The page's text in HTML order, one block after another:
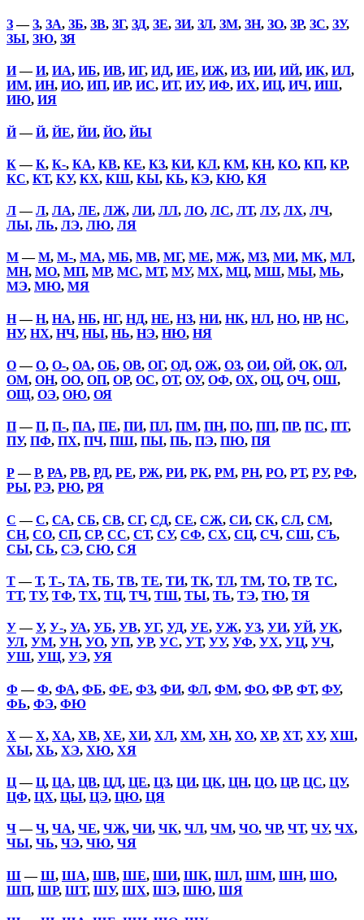
З—З, ЗА, ЗБ, ЗВ, ЗГ, ЗД, ЗЕ, ЗИ, ЗЛ, ЗМ, ЗН, ЗО, ЗР, ЗС, ЗУ,
ЗЫ, ЗЮ, ЗЯ
И—И, ИА, ИБ, ИВ, ИГ, ИД, ИЕ, ИЖ, ИЗ, ИИ, ИЙ, ИК, ИЛ,
ИМ, ИН, ИО, ИП, ИР, ИС, ИТ, ИУ, ИФ, ИХ, ИЦ, ИЧ, ИШ,
ИЮ, ИЯ
Й—Й, ЙЕ, ЙИ, ЙО, ЙЫ
К—К, К-, КА, КВ, КЕ, КЗ, КИ, КЛ, КМ, КН, КО, КП, КР,
КС, КТ, КУ, КХ, КШ, КЫ, КЬ, КЭ, КЮ, КЯ
Л—Л, ЛА, ЛЕ, ЛЖ, ЛИ, ЛЛ, ЛО, ЛС, ЛТ, ЛУ, ЛХ, ЛЧ,
ЛЫ, ЛЬ, ЛЭ, ЛЮ, ЛЯ
М—М, М-, МА, МБ, МВ, МГ, МЕ, МЖ, МЗ, МИ, МК, МЛ,
МН, МО, МП, МР, МС, МТ, МУ, МХ, МЦ, МШ, МЫ, МЬ,
МЭ, МЮ, МЯ
Н—Н, НА, НБ, НГ, НД, НЕ, НЗ, НИ, НК, НЛ, НО, НР, НС,
НУ, НХ, НЧ, НЫ, НЬ, НЭ, НЮ, НЯ
О—О, О-, ОА, ОБ, ОВ, ОГ, ОД, ОЖ, ОЗ, ОИ, ОЙ, ОК, ОЛ,
ОМ, ОН, ОО, ОП, ОР, ОС, ОТ, ОУ, ОФ, ОХ, ОЦ, ОЧ, ОШ,
ОЩ, ОЭ, ОЮ, ОЯ
П—П, П-, ПА, ПЕ, ПИ, ПЛ, ПМ, ПН, ПО, ПП, ПР, ПС, ПТ,
ПУ, ПФ, ПХ, ПЧ, ПШ, ПЫ, ПЬ, ПЭ, ПЮ, ПЯ
Р—Р, РА, РВ, РД, РЕ, РЖ, РИ, РК, РМ, РН, РО, РТ, РУ, РФ,
РЫ, РЭ, РЮ, РЯ
С —С, СА, СБ, СВ, СГ, СД, СЕ, СЖ, СИ, СК, СЛ, СМ,
СН, СО, СП, СР, СС, СТ, СУ, СФ, СХ, СЦ, СЧ, СШ, СЪ,
СЫ, СЬ, СЭ, СЮ, СЯ
Т—Т, Т-, ТА, ТБ, ТВ, ТЕ, ТИ, ТК, ТЛ, ТМ, ТО, ТР, ТС,
ТТ, ТУ, ТФ, ТХ, ТЦ, ТЧ, ТШ, ТЫ, ТЬ, ТЭ, ТЮ, ТЯ
У—У, У-, УА, УБ, УВ, УГ, УД, УЕ, УЖ, УЗ, УИ, УЙ, УК,
УЛ, УМ, УН, УО, УП, УР, УС, УТ, УУ, УФ, УХ, УЦ, УЧ,
УШ, УЩ, УЭ, УЯ
Ф —Ф, ФА, ФБ, ФЕ, ФЗ, ФИ, ФЛ, ФМ, ФО, ФР, ФТ, ФУ,
ФЬ, ФЭ, ФЮ
Х —Х, ХА, ХВ, ХЕ, ХИ, ХЛ, ХМ, ХН, ХО, ХР, ХТ, ХУ, ХШ,
ХЫ, ХЬ, ХЭ, ХЮ, ХЯ
Ц—Ц, ЦА, ЦВ, ЦД, ЦЕ, ЦЗ, ЦИ, ЦК, ЦН, ЦО, ЦР, ЦС, ЦУ,
ЦФ, ЦХ, ЦЫ, ЦЭ, ЦЮ, ЦЯ
Ч—Ч, ЧА, ЧЕ, ЧЖ, ЧИ, ЧК, ЧЛ, ЧМ, ЧО, ЧР, ЧТ, ЧУ, ЧХ,
ЧЫ, ЧЬ, ЧЭ, ЧЮ, ЧЯ
Ш—Ш, ША, ШВ, ШЕ, ШИ, ШК, ШЛ, ШМ, ШН, ШО,
ШП, ШР, ШТ, ШУ, ШХ, ШЭ, ШЮ, ШЯ